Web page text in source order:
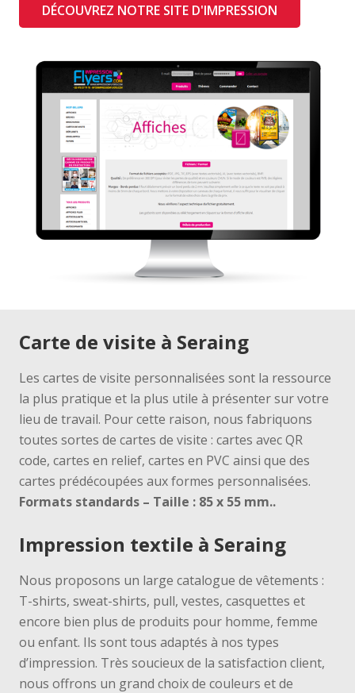
DÉCOUVREZ NOTRE SITE D'IMPRESSION
Carte de visite à Seraing
Les cartes de visite personnalisées sont la ressource
la plus pratique et la plus utile à présenter sur votre
lieu de travail. Pour cette raison, nous fabriquons
toutes sortes de cartes de visite : cartes avec QR
code, cartes en relief, cartes en PVC ainsi que des
cartes prédécoupées aux formes personnalisées.
Formats standards – Taille : 85 x 55 mm..
Impression textile à Seraing
Nous proposons un large catalogue de vêtements :
T-shirts, sweat-shirts, pull, vestes, casquettes et
encore bien plus de produits pour homme, femme
ou enfant. Ils sont tous adaptés à nos types
d’impression. Très soucieux de la satisfaction client,
nous offrons un grand choix de couleurs et de